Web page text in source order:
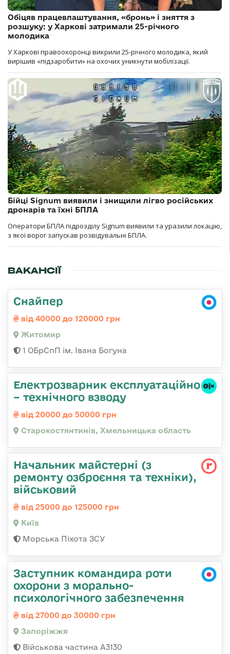
Обіцяв працевлаштування, «бронь» і зняття з
розшуку: у Харкові затримали 25-річного
молодика
У Харкові правоохоронці викрили 25-річного молодика, який
вирішив «підзаробити» на охочих уникнути мобілізації.
Бійці Signum виявили і знищили лігво російських
дронарів та їхні БПЛА
Оператори БПЛА підрозділу Signum виявили та уразили локацію,
з якої ворог запускав розвідувальні БПЛА.
ВАКАНСІЇ
Снайпер
від 40000 до 120000 грн
Житомир
1 ОБрСпП ім. Івана Богуна
Електрозварник експлуатаційно
– технічного взводу
від 20000 до 50000 грн
Старокостянтинів, Хмельницька область
Начальник майстеpні (з
ремонту озбpоєння та техніки),
військовий
від 25000 до 125000 грн
Київ
Морська Піхота ЗСУ
Заступник командира роти
охорони з морально-
психологічного забезпечення
від 27000 до 30000 грн
Запоріжжя
Військова частина А3130